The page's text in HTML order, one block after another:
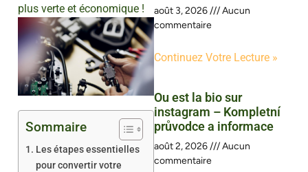
plus verte et économique !
Sommaire
Les étapes essentielles
pour convertir votre
août 3, 2026
Aucun
commentaire
Continuez Votre Lecture »
Ou est la bio sur
instagram – Kompletní
průvodce a informace
août 2, 2026
Aucun
commentaire